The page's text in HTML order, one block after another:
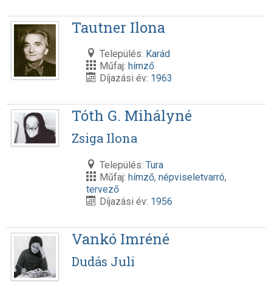
Tautner Ilona
Település: Karád
Műfaj: hímző
Díjazási év: 1963
Tóth G. Mihályné
Zsiga Ilona
Település: Tura
Műfaj: hímző, népviseletvarró,
tervező
Díjazási év: 1956
Vankó Imréné
Dudás Juli